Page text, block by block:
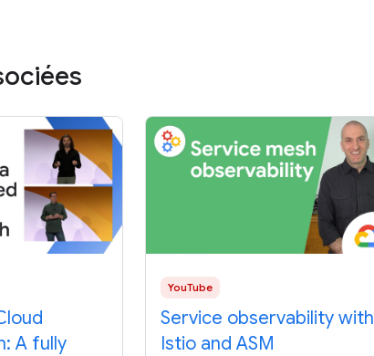
A fully
YouTube
Service observability with
Istio and ASM